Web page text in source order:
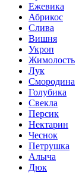
Ежевика
Абрикос
Слива
Вишня
Укроп
Жимолость
Лук
Смородина
Голубика
Свекла
Персик
Нектарин
Чеснок
Петрушка
Алыча
Дюк